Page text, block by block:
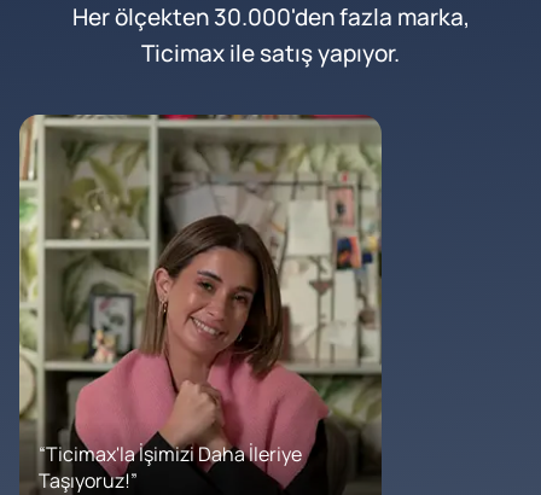
Her ölçekten 30.000'den fazla marka,
Ticimax ile satış yapıyor.
“Ticimax'la İşimizi Daha İleriye
Taşıyoruz!”